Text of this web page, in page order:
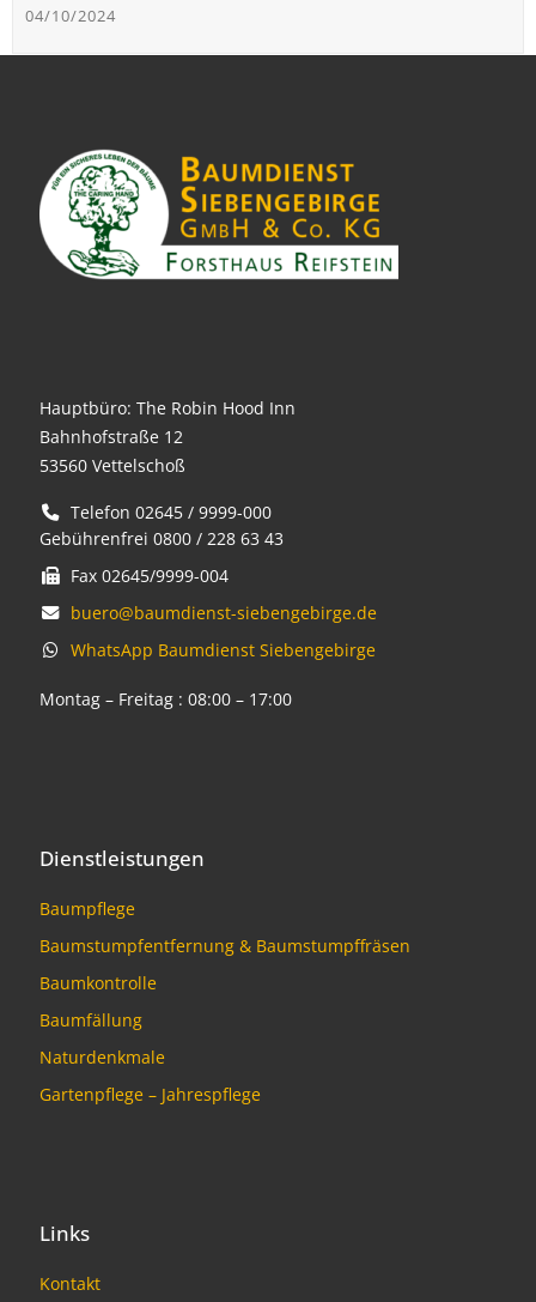
04/10/2024
Hauptbüro: The Robin Hood Inn
Bahnhofstraße 12
53560 Vettelschoß
Telefon 02645 / 9999-000
Gebührenfrei 0800 / 228 63 43
Fax 02645/9999-004
buero@baumdienst-siebengebirge.de
WhatsApp Baumdienst Siebengebirge
Montag – Freitag : 08:00 – 17:00
Dienstleistungen
Baumpflege
Baumstumpfentfernung & Baumstumpffräsen
Baumkontrolle
Baumfällung
Naturdenkmale
Gartenpflege – Jahrespflege
Links
Kontakt